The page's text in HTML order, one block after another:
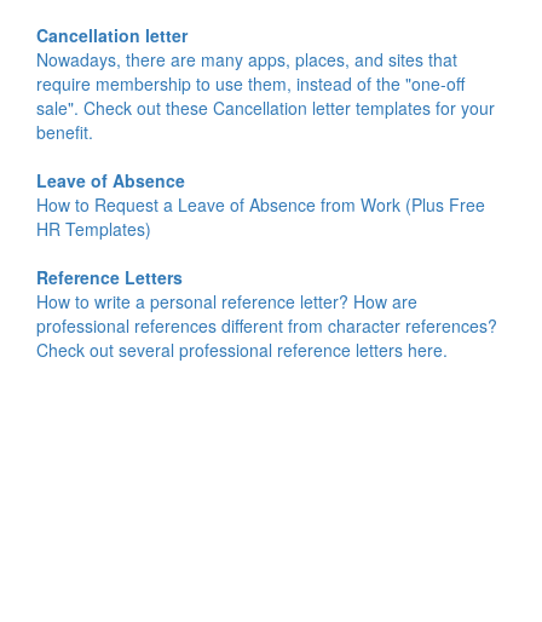
Cancellation letter
Nowadays, there are many apps, places, and sites that
require membership to use them, instead of the "one-off
sale". Check out these Cancellation letter templates for your
benefit.
Leave of Absence
How to Request a Leave of Absence from Work (Plus Free
HR Templates)
Reference Letters
How to write a personal reference letter? How are
professional references different from character references?
Check out several professional reference letters here.